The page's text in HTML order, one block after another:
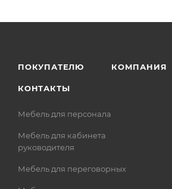
ПОКУПАТЕЛЮ КОМПАНИЯ
КОНТАКТЫ
Мебель для персонала
Мебель для кабинета
руководителя
Мебель для переговорных